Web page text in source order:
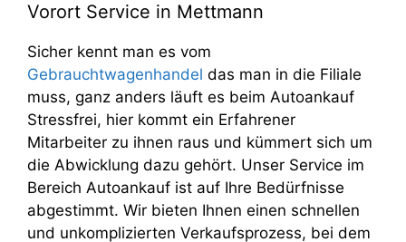
Vorort Service in Mettmann
Sicher kennt man es vom
Gebrauchtwagenhandel das man in die Filiale
muss, ganz anders läuft es beim Autoankauf
Stressfrei, hier kommt ein Erfahrener
Mitarbeiter zu ihnen raus und kümmert sich um
die Abwicklung dazu gehört. Unser Service im
Bereich Autoankauf ist auf Ihre Bedürfnisse
abgestimmt. Wir bieten Ihnen einen schnellen
und unkomplizierten Verkaufsprozess, bei dem